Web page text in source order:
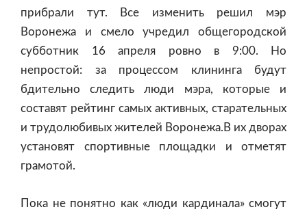
прибрали тут. Все изменить решил мэр
Воронежа и смело учредил общегородской
субботник 16 апреля ровно в 9:00. Но
непростой: за процессом клининга будут
бдительно следить люди мэра, которые и
составят рейтинг самых активных, старательных
и трудолюбивых жителей Воронежа.В их дворах
установят спортивные площадки и отметят
грамотой.
Пока не понятно как «люди кардинала» смогут